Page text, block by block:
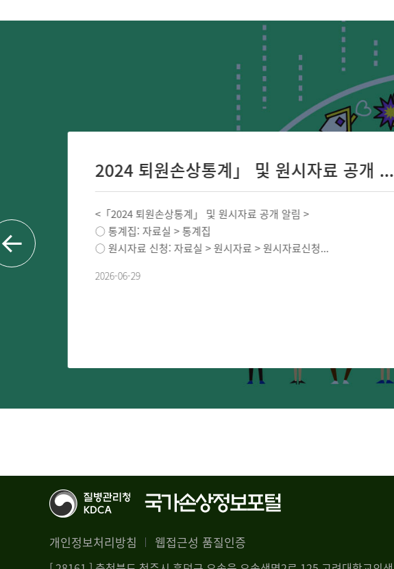
2024 퇴원손상통계」 및 원시자료 공개 ...
<「2024 퇴원손상통계」 및 원시자료 공개 알림 >
○ 통계집: 자료실 > 통계집
○ 원시자료 신청: 자료실 > 원시자료 > 원시자료신청...
2026-06-29
개인정보처리방침 웹접근성 품질인증